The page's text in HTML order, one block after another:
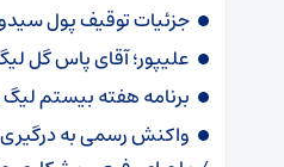
جزئیات توقیف پول
علیپور؛ آقای پاس گل
برنامه هفته بیستم لیگ
واکنش رسمی به